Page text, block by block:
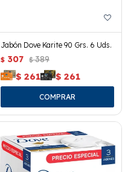
Jabón Dove Karite 90 Grs. 6 Uds.
$ 307 $ 389
$ 261 $ 261